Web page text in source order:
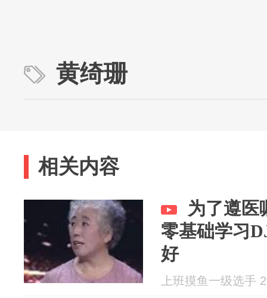
黄绮珊
相关内容
为了遵医
零基础学习
好
上班摸鱼一级选手